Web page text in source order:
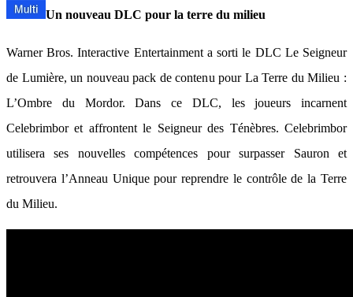
Un nouveau DLC pour la terre du milieu
Warner Bros. Interactive Entertainment a sorti le DLC Le Seigneur
de Lumière, un nouveau pack de contenu pour La Terre du Milieu :
L’Ombre du Mordor. Dans ce DLC, les joueurs incarnent
Celebrimbor et affrontent le Seigneur des Ténèbres. Celebrimbor
utilisera ses nouvelles compétences pour surpasser Sauron et
retrouvera l’Anneau Unique pour reprendre le contrôle de la Terre
du Milieu.